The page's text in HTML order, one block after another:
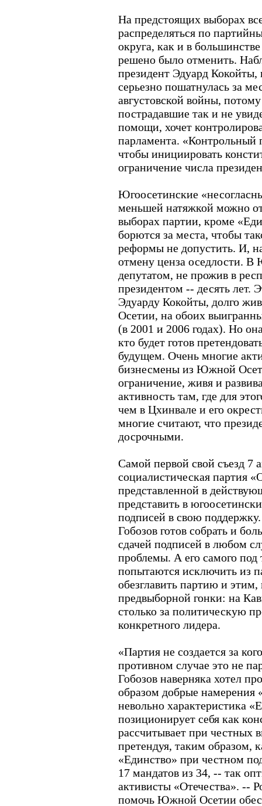
На предстоящих выборах
распределяться по
округа, как и в
решено было отменить.
президент Эдуард Кокойты,
серьезно пошатнулась за
августовской войны,
пострадавшие так и не
помощи, хочет
парламента. «Контрольный
чтобы инициировать
ограничение числа
Югоосетинские
меньшей натяжкой можно
выборах партии, кроме
борются за места, чтобы
реформы не допустить. И,
отмену ценза оседлости. В
депутатом, не прожив в
президентом -- десять лет.
Эдуарду Кокойты, долго
Осетии, на обоих
(в 2001 и 2006 годах). Но
кто будет готов
будущем. Очень многие
бизнесмены из Южной
ограничение, живя и
активность там, где для
чем в Цхинвале и его
многие считают, что
досрочными.
Самой первой свой съезд 7
социалистическая партия
представленной в
представить в
подписей в свою
Гобозов готов собрать и
сдачей подписей в любом
проблемы. А его самого
попытаются исключить из
обезглавить партию и
предвыборной гонки: на
столько за политическую
конкретного лидера.
«Партия не создается за
противном случае это не
Гобозов наверняка хотел
образом добрые намерения
невольно характеристика
позиционирует себя как
рассчитывает при честных
претендуя, таким образом,
«Единство» при честном
17 мандатов из 34, -- так
активисты «Отечества». --
помочь Южной Осетии